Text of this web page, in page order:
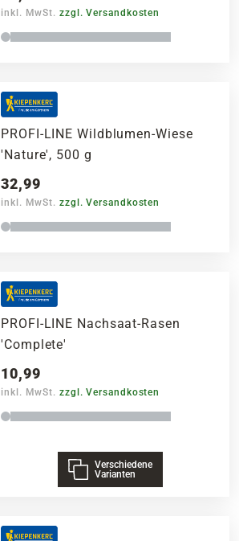
inkl. MwSt. zzgl. Versandkosten
PROFI-LINE Wildblumen-Wiese
'Nature', 500 g
32,99
inkl. MwSt. zzgl. Versandkosten
PROFI-LINE Nachsaat-Rasen
'Complete'
10,99
inkl. MwSt. zzgl. Versandkosten
Verschiedene
Varianten